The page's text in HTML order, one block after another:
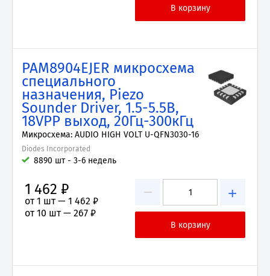
PAM8904EJER микросхема
специального
назначения, Piezo
Sounder Driver, 1.5-5.5В,
18VPP выход, 20Гц-300кГц
Микросхема: AUDIO HIGH VOLT U-QFN3030-16
Diodes Incorporated
8890 шт - 3-6 недель
− +
1 462 ₽
от 1 шт — 1 462 ₽
от 10 шт — 267 ₽